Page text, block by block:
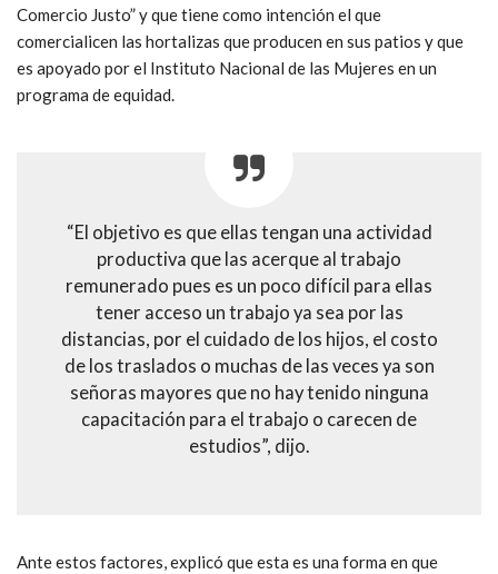
Comercio Justo” y que tiene como intención el que
comercialicen las hortalizas que producen en sus patios y que
es apoyado por el Instituto Nacional de las Mujeres en un
programa de equidad.
“El objetivo es que ellas tengan una actividad
productiva que las acerque al trabajo
remunerado pues es un poco difícil para ellas
tener acceso un trabajo ya sea por las
distancias, por el cuidado de los hijos, el costo
de los traslados o muchas de las veces ya son
señoras mayores que no hay tenido ninguna
capacitación para el trabajo o carecen de
estudios”, dijo.
Ante estos factores, explicó que esta es una forma en que